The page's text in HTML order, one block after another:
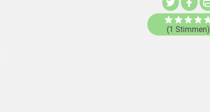
(1 Stimmen)